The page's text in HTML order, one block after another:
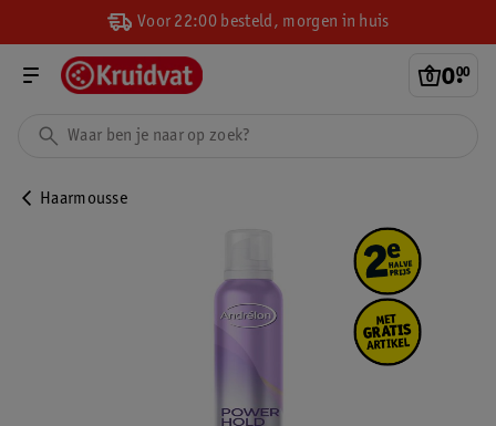
Voor 22:00 besteld, morgen in huis
0.
00
Haarmousse